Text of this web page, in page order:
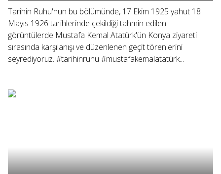
Tarihin Ruhu'nun bu bölümünde, 17 Ekim 1925 yahut 18
Mayıs 1926 tarihlerinde çekildiği tahmin edilen
görüntülerde Mustafa Kemal Atatürk'ün Konya ziyareti
sırasında karşılanışı ve düzenlenen geçit törenlerini
seyrediyoruz. #tarihinruhu #mustafakemalatatürk...